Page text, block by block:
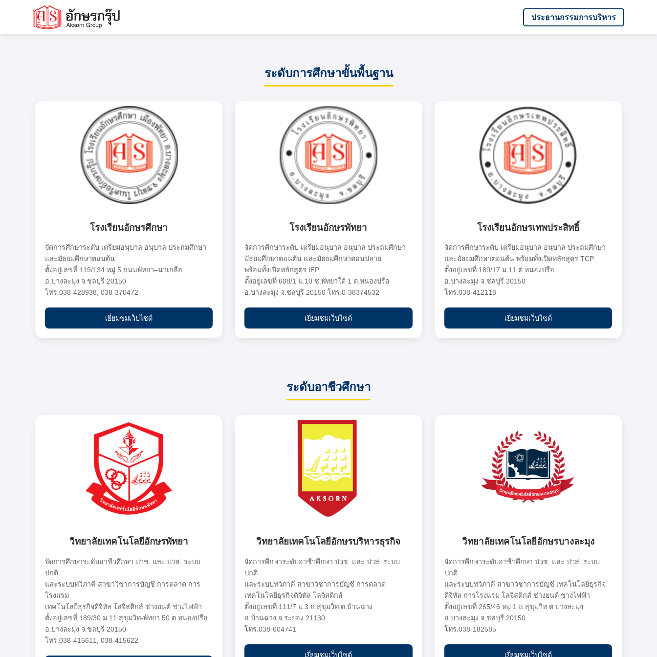
ประธานกรรมการบริหาร
ระดับการศึกษาขั้นพื้นฐาน
โรงเรียนอักษรศึกษา
จัดการศึกษาระดับ เตรียมอนุบาล อนุบาล ประถมศึกษา
และมัธยมศึกษาตอนต้น
ตั้งอยู่เลขที่ 119/134 หมู่ 5 ถนนพัทยา–นาเกลือ
อ.บางละมุง จ.ชลบุรี 20150
โทร.038-428938, 038-370472
เยี่ยมชมเว็บไซต์
โรงเรียนอักษรพัทยา
จัดการศึกษาระดับ เตรียมอนุบาล อนุบาล ประถมศึกษา
มัธยมศึกษาตอนต้น เเละมัธยมศึกษาตอนปลาย
พร้อมทั้งเปิดหลักสูตร IEP
ตั้งอยู่เลขที่ 608/1 ม.10 ซ.พัทยาใต้ 1 ต.หนองปรือ
อ.บางละมุง จ.ชลบุรี 20150 โทร.0-38374532
เยี่ยมชมเว็บไซต์
โรงเรียนอักษรเทพประสิทธิ์
จัดการศึกษาระดับ เตรียมอนุบาล อนุบาล ประถมศึกษา
และมัธยมศึกษาตอนต้น พร้อมทั้งเปิดหลักสูตร TCP
ตั้งอยู่เลขที่ 189/17 ม.11 ต.หนองปรือ
อ.บางละมุง จ.ชลบุรี 20150
โทร.038-412118
เยี่ยมชมเว็บไซต์
ระดับอาชีวศึกษา
วิทยาลัยเทคโนโลยีอักษรพัทยา
จัดการศึกษาระดับอาชีวศึกษา ปวช. และ ปวส. ระบบ
ปกติ
และระบบทวิภาคี สาขาวิชาการบัญชี การตลาด การ
โรงแรม
เทคโนโลยีธุรกิจดิจิทัล โลจิสติกส์ ช่างยนต์ ช่างไฟฟ้า
ตั้งอยู่เลขที่ 189/30 ม.11 สุขุมวิท-พัทยา 50 ต.หนองปรือ
อ.บางละมุง จ.ชลบุรี 20150
โทร.038-415611, 038-415622
วิทยาลัยเทคโนโลยีอักษรบริหารธุรกิจ
จัดการศึกษาระดับอาชีวศึกษา ปวช. และ ปวส. ระบบ
ปกติ
และระบบทวิภาคี สาขาวิชาการบัญชี การตลาด
เทคโนโลยีธุรกิจดิจิทัล โลจิสติกส์
ตั้งอยู่เลขที่ 111/7 ม.3 ถ.สุขุมวิท ต.บ้านฉาง
อ.บ้านฉาง จ.ระยอง 21130
โทร.038-604741
เยี่ยมชมเว็บไซต์
วิทยาลัยเทคโนโลยีอักษรบางละมุง
จัดการศึกษาระดับอาชีวศึกษา ปวช. และ ปวส. ระบบ
ปกติ
และระบบทวิภาคี สาขาวิชาการบัญชี เทคโนโลยีธุรกิจ
ดิจิทัล การโรงแรม โลจิสติกส์ ช่างยนต์ ช่างไฟฟ้า
ตั้งอยู่เลขที่ 265/46 หมู่ 1 ถ.สุขุมวิท ต.บางละมุง
อ.บางละมุง จ.ชลบุรี 20150
โทร.038-182585
เยี่ยมชมเว็บไซต์